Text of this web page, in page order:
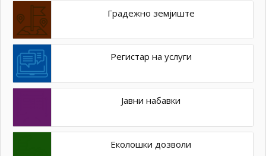
Градежно земјиште
Регистар на услуги
Јавни набавки
Еколошки дозволи